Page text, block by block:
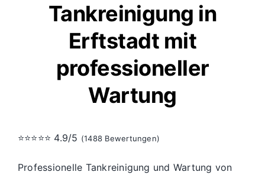
Tankreinigung in
Erftstadt mit
professioneller
Wartung
⭐⭐⭐⭐⭐ 4.9/5 (1488 Bewertungen)
Professionelle Tankreinigung und Wartung von